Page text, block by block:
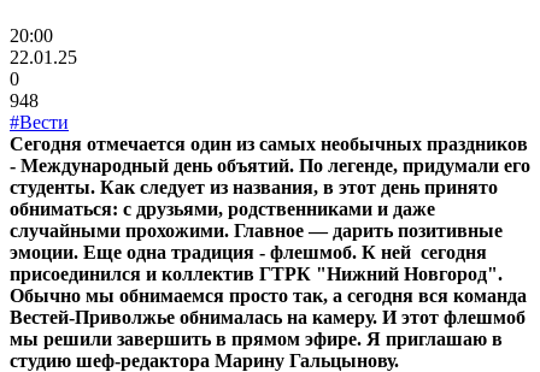
20:00
22.01.25
0
948
#Вести
Сегодня отмечается один из самых необычных праздников
- Международный день объятий. По легенде, придумали его
студенты. Как следует из названия, в этот день принято
обниматься: с друзьями, родственниками и даже
случайными прохожими. Главное — дарить позитивные
эмоции. Еще одна традиция - флешмоб. К ней сегодня
присоединился и коллектив ГТРК "Нижний Новгород".
Обычно мы обнимаемся просто так, а сегодня вся команда
Вестей-Приволжье обнималась на камеру. И этот флешмоб
мы решили завершить в прямом эфире. Я приглашаю в
студию шеф-редактора Марину Гальцынову.